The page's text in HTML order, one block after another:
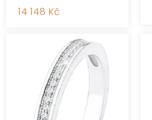
14 148 Kč